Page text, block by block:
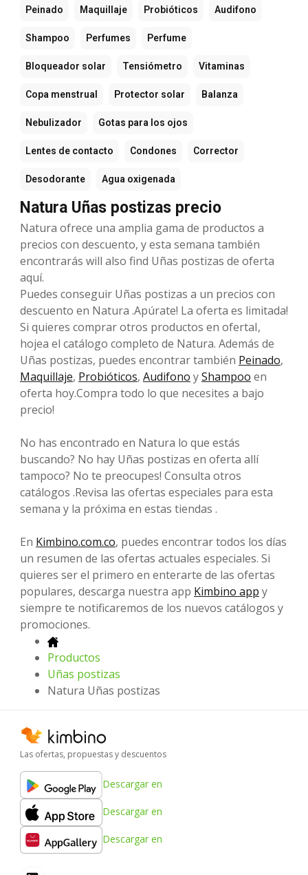
Peinado Maquillaje Probióticos Audifono
Shampoo Perfumes Perfume
Bloqueador solar Tensiómetro Vitaminas
Copa menstrual Protector solar Balanza
Nebulizador Gotas para los ojos
Lentes de contacto Condones Corrector
Desodorante Agua oxigenada
Natura Uñas postizas precio
Natura ofrece una amplia gama de productos a
precios con descuento, y esta semana también
encontrarás will also find Uñas postizas de oferta
aquí.
Puedes conseguir Uñas postizas a un precios con
descuento en Natura .Apúrate! La oferta es limitada!
Si quieres comprar otros productos en ofertaI,
hojea el catálogo completo de Natura. Además de
Uñas postizas, puedes encontrar también Peinado,
Maquillaje, Probióticos, Audifono yShampoo en
oferta hoy.Compra todo lo que necesites a bajo
precio!
No has encontrado en Natura lo que estás
buscando? No hay Uñas postizas en oferta allí
tampoco? No te preocupes! Consulta otros
catálogos .Revisa las ofertas especiales para esta
semana y la próxima en estas tiendas .
En Kimbino.com.co, puedes encontrar todos los días
un resumen de las ofertas actuales especiales. Si
quieres ser el primero en enterarte de las ofertas
populares, descarga nuestra app Kimbino app y
siempre te notificaremos de los nuevos catálogos y
promociones.
Productos
Uñas postizas
Natura Uñas postizas
Las ofertas, propuestas y descuentos
Descargar en
Descargar en
Descargar en